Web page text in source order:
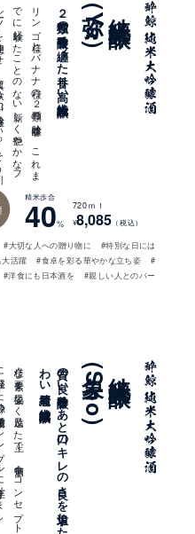
弥(Ya)
２種類の吟醸香を纏った香り高い純米大吟醸
リ
ン
ゴ
様と
バ
ナ
ナ
様の
２
種類の
吟醸香は
、
こ
れ
ま
で
に
経験し
た
こ
と
の
な
い
新し
く
艶や
か
な
フ
ル
ーツ
を
連想さ
せ
、
上質な
飲み
口が
吟醸香を
い
っ
そ
う
引
き
立て
ま
す
精米歩合
40%
720ｍｌ
¥8,085 （税込）
#大切な人への贈り物に
#特別な日には
活躍 #食卓を彩る華やかな立ち姿
#
#洋食にも日本酒を
#親しい人とのパー
象(Sho)
質の
良い
吟醸香と
あ
と
口の
キ
レ
の
良さ
を
追求し
た
味
わ
い
綺麗な
純米大吟醸酒
様々な
要素を
妥協な
く
追及し
た
上で
、
食中酒を
コ
ン
セ
プ
ト
に
発展し
た
酔鯨の
醸造技術で
シ
ン
プ
ル
に
仕上げ
ま
し
た